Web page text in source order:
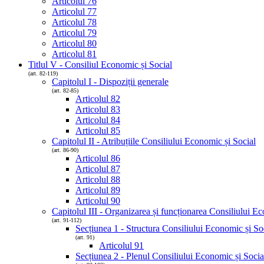
Articolul 77
Articolul 78
Articolul 79
Articolul 80
Articolul 81
Titlul V - Consiliul Economic și Social
(art. 82-119)
Capitolul I - Dispoziții generale
(art. 82-85)
Articolul 82
Articolul 83
Articolul 84
Articolul 85
Capitolul II - Atribuțiile Consiliului Economic și Social
(art. 86-90)
Articolul 86
Articolul 87
Articolul 88
Articolul 89
Articolul 90
Capitolul III - Organizarea și funcționarea Consiliului
(art. 91-112)
Secțiunea 1 - Structura Consiliului Economic și
(art. 91)
Articolul 91
Secțiunea 2 - Plenul Consiliului Economic și